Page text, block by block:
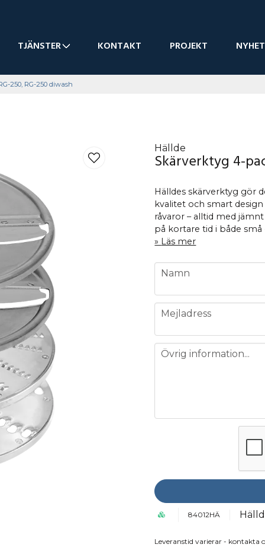
TJÄNSTER KONTAKT PROJEKT
250, RG-250 diwash
Hällde
Skärverktyg 4-
Hälldes skärverktyg gör
kvalitet och smart
råvaror – alltid med
på kortare tid i både
Läs mer
name
Namn
email
Mejladress
message
Övrig information...
84012HÄ
Leveranstid varierar - kontakta